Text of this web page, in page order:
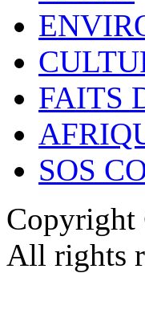
FAITS
SOS
Copyright
All rights